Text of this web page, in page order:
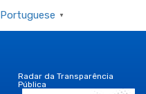
Portuguese ▼
Radar da Transparência
Pública